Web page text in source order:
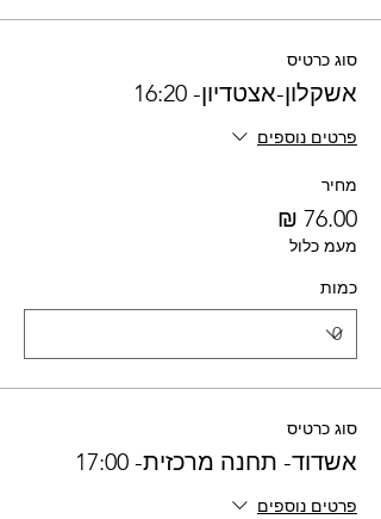
סוג כרטיס
אשקלון-אצטדיון- 16:20
פרטים נוספים
מחיר
מעמ כלול
כמות
סוג כרטיס
אשדוד- תחנה מרכזית- 17:00
פרטים נוספים